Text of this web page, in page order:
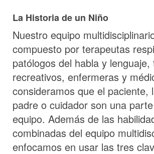
La Historia de un Niño
Nuestro equipo
compuesto por terapeutas
patólogos del habla y lenguaje,
recreativos, enfermeras y
consideramos que el paciente,
padre o cuidador son una
equipo. Además de las
combinadas del equipo
enfocamos en usar las tres